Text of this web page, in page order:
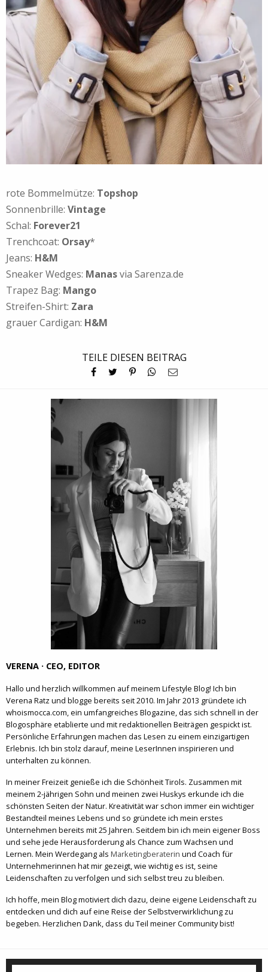
rote Bommelmütze: Topshop
Sonnenbrille: Vintage
Schal: Forever21
Trenchcoat: Orsay*
Jeans: H&M
Sneaker Wedges: Manasvia Sarenza.de
Trapez Bag: Mango
Streifen-Shirt: Zara
grauer Cardigan: H&M
TEILE DIESEN BEITRAG
VERENA · CEO, EDITOR
Hallo und herzlich willkommen auf meinem Lifestyle Blog! Ich bin
Verena Ratz und blogge bereits seit 2010. Im Jahr 2013 gründete ich
whoismocca.com, ein umfangreiches Blogazine, das sich schnell in der
Blogosphäre etablierte und mit redaktionellen Beiträgen gespickt ist.
Persönliche Erfahrungen machen das Lesen zu einem einzigartigen
Erlebnis. Ich bin stolz darauf, meine LeserInnen inspirieren und
unterhalten zu können.
In meiner Freizeit genieße ich die Schönheit Tirols. Zusammen mit
meinem 2-jährigen Sohn und meinen zwei Huskys erkunde ich die
schönsten Seiten der Natur. Kreativität war schon immer ein wichtiger
Bestandteil meines Lebens und so gründete ich mein erstes
Unternehmen bereits mit 25 Jahren. Seitdem bin ich mein eigener Boss
und sehe jede Herausforderung als Chance zum Wachsen und
Lernen. Mein Werdegang als Marketingberaterin und Coach für
Unternehmerinnen hat mir gezeigt, wie wichtig es ist, seine
Leidenschaften zu verfolgen und sich selbst treu zu bleiben.
Ich hoffe, mein Blog motiviert dich dazu, deine eigene Leidenschaft zu
entdecken und dich auf eine Reise der Selbstverwirklichung zu
begeben. Herzlichen Dank, dass du Teil meiner Community bist!